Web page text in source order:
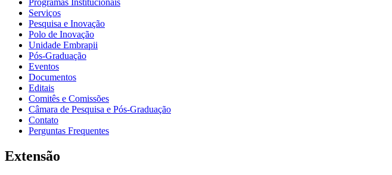
Serviços
Pesquisa e Inovação
Polo de Inovação
Unidade Embrapii
Pós-Graduação
Eventos
Documentos
Editais
Comitês e Comissões
Câmara de Pesquisa e Pós-Graduação
Contato
Perguntas Frequentes
Extensão